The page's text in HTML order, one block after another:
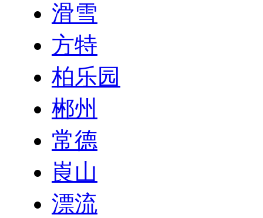
滑雪
方特
柏乐园
郴州
常德
崀山
漂流